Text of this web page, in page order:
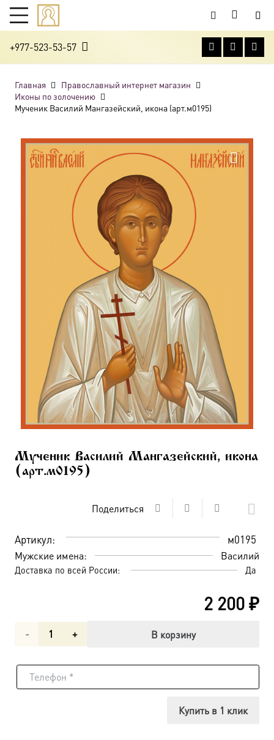
+977-523-53-57
Главная
Православный интернет магазин
Иконы по золочению
Мученик Василий Мангазейский, икона (арт.м0195)
Мученик Василий Мангазейский, икона
(арт.м0195)
Поделиться
Артикул: м0195
Мужские имена: Василий
Доставка по всей России: Да
2 200₽
Количество
Мученик
В корзину
Купить в 1 клик